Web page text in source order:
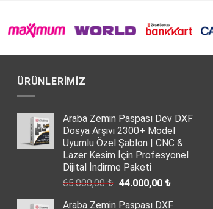
ÜRÜNLERIMIZ
Araba Zemin Paspası Dev DXF
Dosya Arşivi 2300+ Model
Uyumlu Özel Şablon | CNC &
Lazer Kesim İçin Profesyonel
Dijital İndirme Paketi
65.000,00₺ Orijinal
44.000,00 ₺Şu
Araba Zemin Paspası DXF